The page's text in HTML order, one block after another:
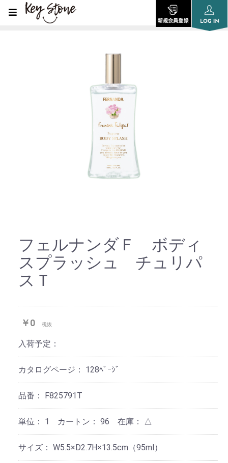
フェルナンダＦ ボディ
スプラッシュ チュリパ
スＴ
￥0 税抜
入荷予定：
カタログページ： 128ﾍﾟｰｼﾞ
品番： F825791T
単位： 1 カートン： 96 在庫： △
サイズ： W5.5×D2.7H×13.5cm（95ml）